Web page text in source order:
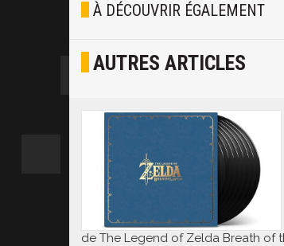
Joyeux
À DÉCOUVRIR ÉGALEMENT
AUTRES ARTICLES
de The Legend of Zelda Breath of